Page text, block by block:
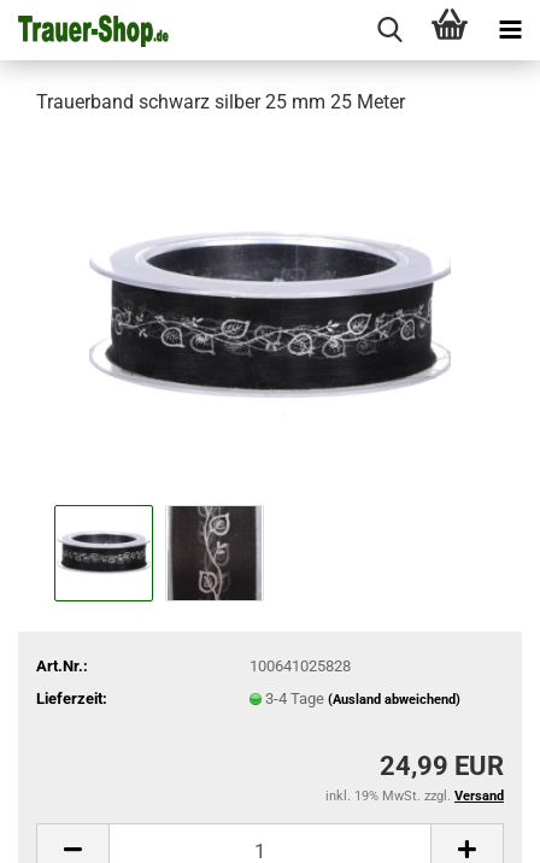
Trauerband schwarz silber 25 mm 25 Meter
Art.Nr.:
100641025828
Lieferzeit:
3-4 Tage (Ausland abweichend)
24,99 EUR
inkl. 19% MwSt. zzgl. Versand